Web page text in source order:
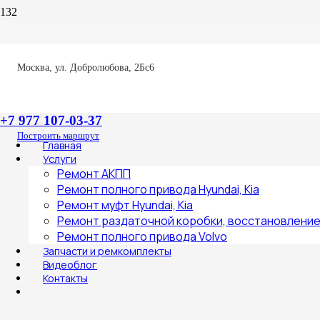
Москва, ул. Добролюбова, 2Бс6
Построить маршрут
+7 977 107-03-37
Главная
Услуги
Ремонт АКПП
Ремонт полного привода Hyundai, Kia
Ремонт муфт Hyundai, Kia
Ремонт раздаточной коробки,
Ремонт полного привода Volvo
Запчасти и ремкомплекты
Видеоблог
Контакты